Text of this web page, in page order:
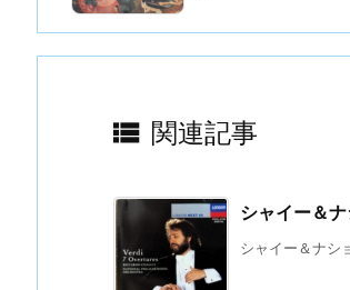
 関連記事
シャイー＆
シャイー＆ナシ